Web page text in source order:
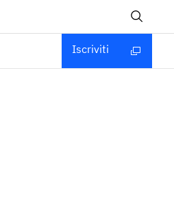
Iscriviti